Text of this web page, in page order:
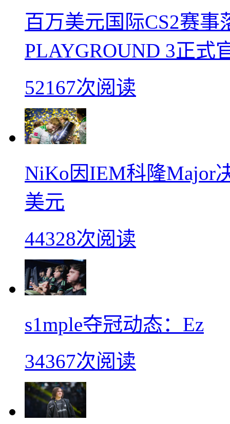
百万美元国际CS2赛事
PLAYGROUND 3正式
52167次阅读
NiKo因IEM科隆Major
美元
44328次阅读
s1mple夺冠动态：Ez
34367次阅读